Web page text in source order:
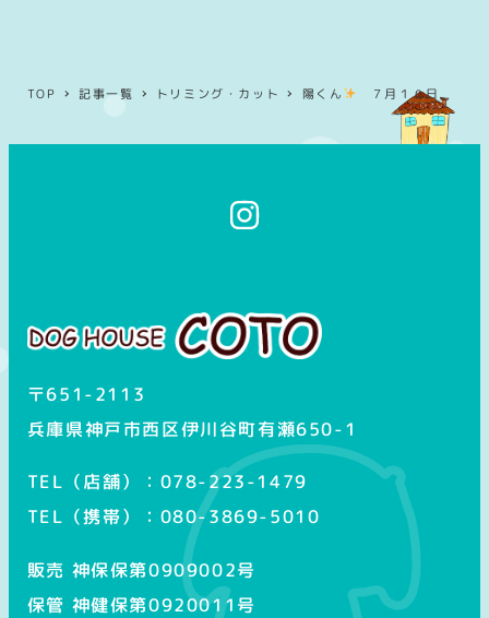
TOP 記事一覧 トリミング・カット 陽くん ７月１０日
ム
〒651-2113
兵庫県神戸市西区伊川谷町有瀬650-1
TEL（店舗）：078-223-1479
TEL（携帯）：080-3869-5010
販売 神保保第0909002号
保管 神健保第0920011号